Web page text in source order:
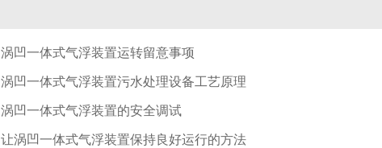
涡凹一体式气浮装置运转留意事项
涡凹一体式气浮装置污水处理设备工艺原理
涡凹一体式气浮装置的安全调试
让涡凹一体式气浮装置保持良好运行的方法